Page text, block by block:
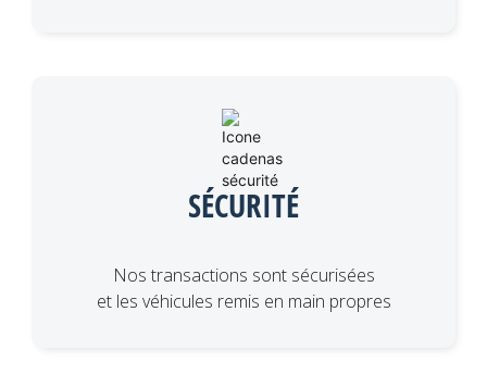
SÉCURITÉ
Nos transactions sont sécurisées
et les véhicules remis en main propres